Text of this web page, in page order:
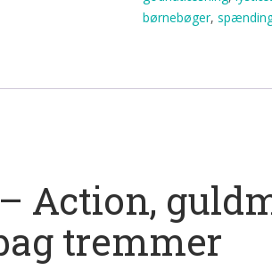
børnebøger,
Action,
tremmer